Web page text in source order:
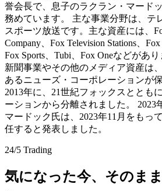
誉会長で、息子のラクラン・マード
務めています。 主な事業分野は、テ
スポーツ放送です。主な資産には、
Company、Fox Television Stations、Fox
Fox Sports、Tubi、Fox Oneなどがあ
新聞事業やその他のメディア資産は
あるニューズ・コーポレーションが
2013年に、21世紀フォックスととも
ーションから分離されました。 2023
マードック氏は、2023年11月をもっ
任すると発表しました。
24/5 Trading
気になった今、そのま